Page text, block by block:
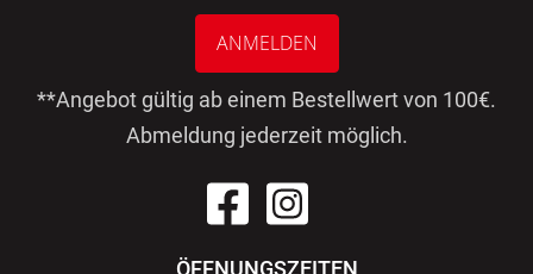
ANMELDEN
**Angebot gültig ab einem Bestellwert von 100€.
Abmeldung jederzeit möglich.
ÖFFNUNGSZEITEN